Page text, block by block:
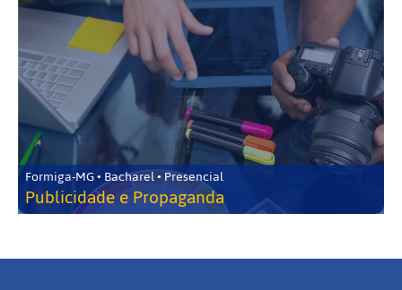
Formiga-MG • Bacharel • Presencial
Publicidade e Propaganda